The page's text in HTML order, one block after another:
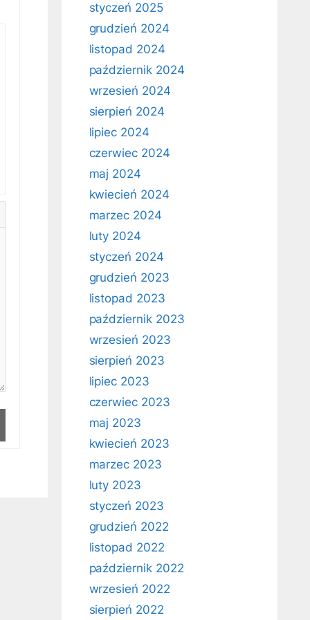
styczeń 2025
grudzień 2024
listopad 2024
październik 2024
wrzesień 2024
sierpień 2024
lipiec 2024
czerwiec 2024
maj 2024
kwiecień 2024
marzec 2024
luty 2024
styczeń 2024
grudzień 2023
listopad 2023
październik 2023
wrzesień 2023
sierpień 2023
lipiec 2023
czerwiec 2023
maj 2023
kwiecień 2023
marzec 2023
luty 2023
styczeń 2023
grudzień 2022
listopad 2022
październik 2022
wrzesień 2022
sierpień 2022